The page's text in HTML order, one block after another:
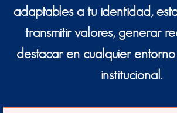
adaptables a tu identidad,
transmitir valores, generar
destacar en cualquier
institucional.